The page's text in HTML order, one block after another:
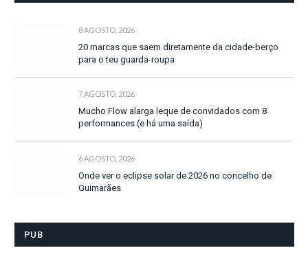
8 AGOSTO, 2026
20 marcas que saem diretamente da cidade-berço
para o teu guarda-roupa
7 AGOSTO, 2026
Mucho Flow alarga leque de convidados com 8
performances (e há uma saída)
6 AGOSTO, 2026
Onde ver o eclipse solar de 2026 no concelho de
Guimarães
PUB